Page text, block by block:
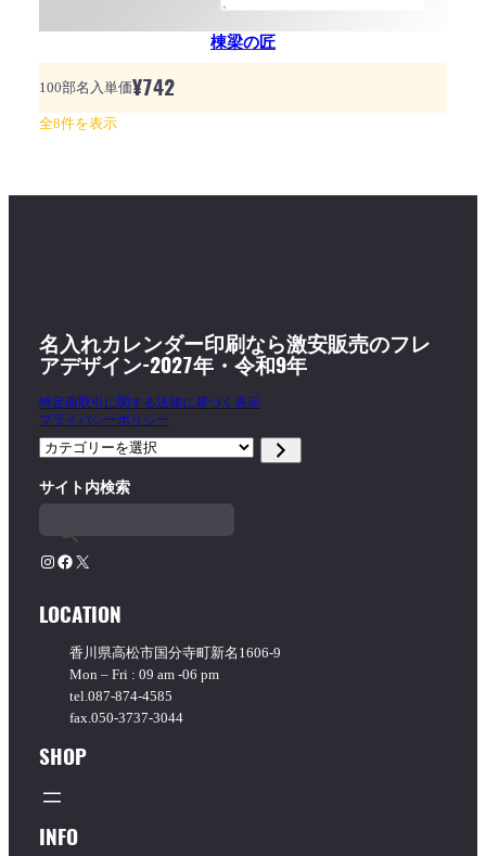
棟梁の匠
100部名入単価¥742
全8件を表示
名入れカレンダー印刷なら激安販売のフレ
アデザイン-2027年・令和9年
特定商取引に関する法律に基づく表示
プライバシーポリシー
カ
ゴ
リ
ー
を
サイト内検索
Instagram Facebook X
LOCATION
香川県高松市国分寺町新名1606-9
Mon – Fri : 09 am -06 pm
tel.087-874-4585
fax.050-3737-3044
SHOP
INFO